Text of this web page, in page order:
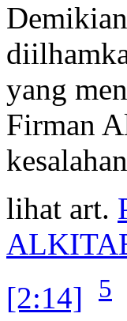
yang
Firman
lihat art.
[2:14]
5